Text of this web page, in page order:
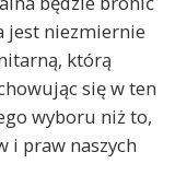
jest niezmiernie
którą
się w ten
wyboru niż to,
i praw naszych